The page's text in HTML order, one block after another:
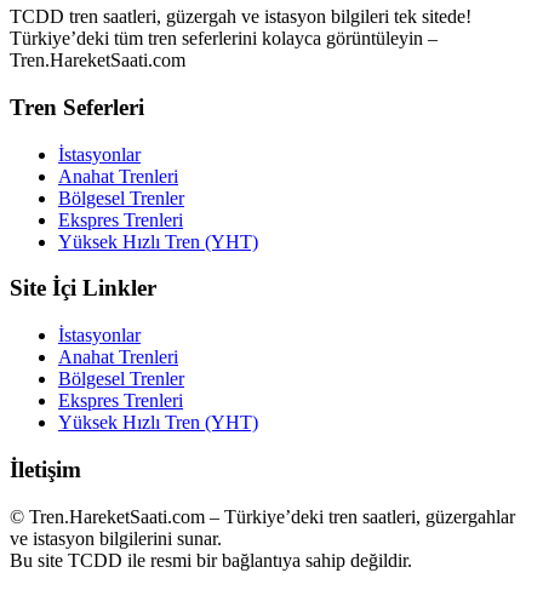
TCDD tren saatleri, güzergah ve istasyon bilgileri tek sitede!
Türkiye’deki tüm tren seferlerini kolayca görüntüleyin –
Tren.HareketSaati.com
Tren Seferleri
İstasyonlar
Anahat Trenleri
Bölgesel Trenler
Ekspres Trenleri
Yüksek Hızlı Tren (YHT)
Site İçi Linkler
İstasyonlar
Anahat Trenleri
Bölgesel Trenler
Ekspres Trenleri
Yüksek Hızlı Tren (YHT)
İletişim
© Tren.HareketSaati.com – Türkiye’deki tren saatleri, güzergahlar
ve istasyon bilgilerini sunar.
Bu site TCDD ile resmi bir bağlantıya sahip değildir.